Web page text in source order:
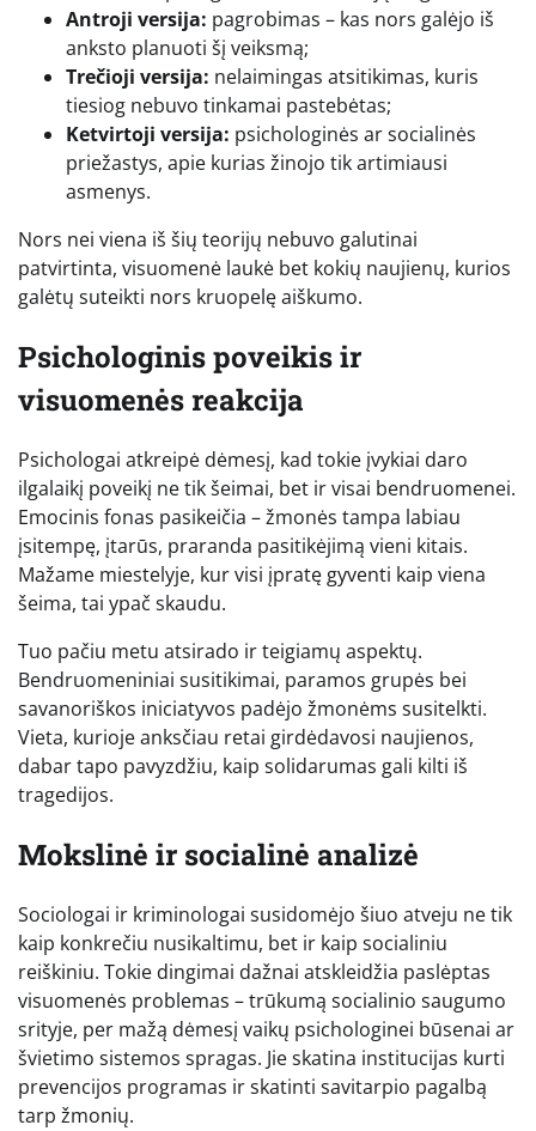
Antroji versija: pagrobimas – kas nors galėjo iš
anksto planuoti šį veiksmą;
Trečioji versija: nelaimingas atsitikimas, kuris
tiesiog nebuvo tinkamai pastebėtas;
Ketvirtoji versija: psichologinės ar socialinės
priežastys, apie kurias žinojo tik artimiausi
asmenys.
Nors nei viena iš šių teorijų nebuvo galutinai
patvirtinta, visuomenė laukė bet kokių naujienų, kurios
galėtų suteikti nors kruopelę aiškumo.
Psichologinis poveikis ir
visuomenės reakcija
Psichologai atkreipė dėmesį, kad tokie įvykiai daro
ilgalaikį poveikį ne tik šeimai, bet ir visai bendruomenei.
Emocinis fonas pasikeičia – žmonės tampa labiau
įsitempę, įtarūs, praranda pasitikėjimą vieni kitais.
Mažame miestelyje, kur visi įpratę gyventi kaip viena
šeima, tai ypač skaudu.
Tuo pačiu metu atsirado ir teigiamų aspektų.
Bendruomeniniai susitikimai, paramos grupės bei
savanoriškos iniciatyvos padėjo žmonėms susitelkti.
Vieta, kurioje anksčiau retai girdėdavosi naujienos,
dabar tapo pavyzdžiu, kaip solidarumas gali kilti iš
tragedijos.
Mokslinė ir socialinė analizė
Sociologai ir kriminologai susidomėjo šiuo atveju ne tik
kaip konkrečiu nusikaltimu, bet ir kaip socialiniu
reiškiniu. Tokie dingimai dažnai atskleidžia paslėptas
visuomenės problemas – trūkumą socialinio saugumo
srityje, per mažą dėmesį vaikų psichologinei būsenai ar
švietimo sistemos spragas. Jie skatina institucijas kurti
prevencijos programas ir skatinti savitarpio pagalbą
tarp žmonių.